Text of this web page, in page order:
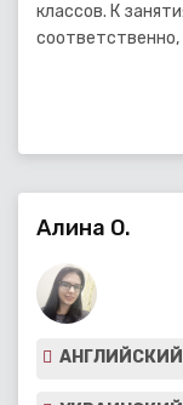
классов. К
соответственно,
Алина О.